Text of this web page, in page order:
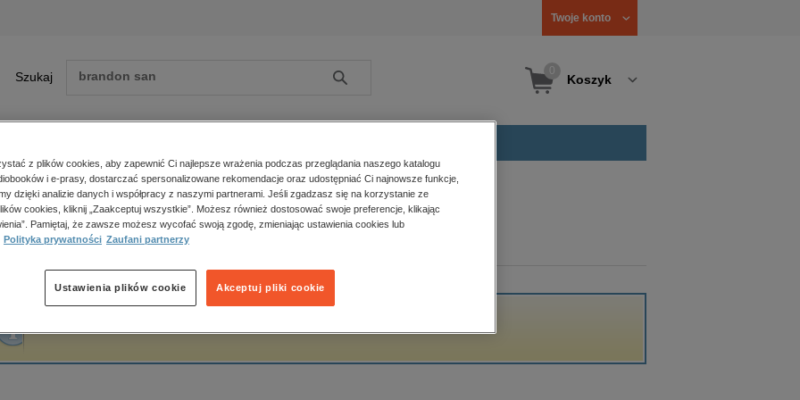
Twoje konto
Szukaj Szukaj Koszyk
Zobacz wszystkie E-prasa
polityka, społeczno-informacyjne
psychologiczne
popularno-naukowe
historia
główna Stefan Kwiatkowski
Kwiatkowski
z plików cookies, aby zapewnić Ci najlepsze wrażenia podczas przeglądania naszego katalogu
i e-prasy, dostarczać spersonalizowane rekomendacje oraz udostępniać Ci najnowsze funkcje,
dzięki analizie danych i współpracy z naszymi partnerami. Jeśli zgadzasz się na korzystanie ze
cookies, kliknij „Zaakceptuj wszystkie”. Możesz również dostosować swoje preferencje, klikając
Pamiętaj, że zawsze możesz wycofać swoją zgodę, zmieniając ustawienia cookies lub
Polityka prywatności Zaufani partnerzy
Akceptuj pliki cookie
Ustawienia plików cookie